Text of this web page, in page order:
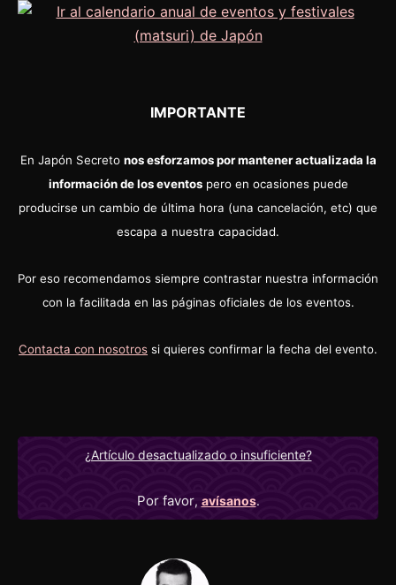
IMPORTANTE
En Japón Secreto nos esforzamos por mantener actualizada la
información de los eventospero en ocasiones puede
producirse un cambio de última hora (una cancelación, etc) que
escapa a nuestra capacidad.
Por eso recomendamos siempre contrastar nuestra información
con la facilitada en las páginas oficiales de los eventos.
Contacta con nosotros si quieres confirmar la fecha del evento.
¿Artículo desactualizado o insuficiente?
Por favor, avísanos.